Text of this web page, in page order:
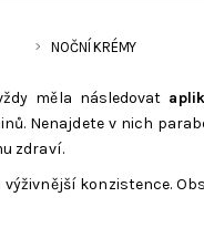
NOČNÍ KRÉMY
měla následovat
Nenajdete v nich
zdraví.
konzistence.